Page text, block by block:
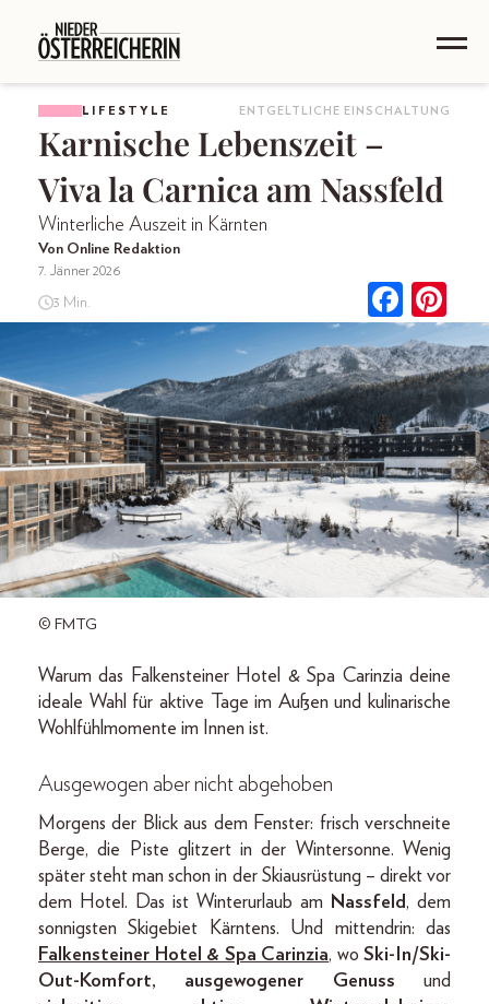
LIFESTYLE ENTGELTLICHE EINSCHALTUNG
Karnische Lebenszeit –
Viva la Carnica am Nassfeld
Winterliche Auszeit in Kärnten
Von Online Redaktion
7. Jänner 2026
3 Min.
© FMTG
Warum das Falkensteiner Hotel & Spa Carinzia deine
ideale Wahl für aktive Tage im Außen und kulinarische
Wohlfühlmomente im Innen ist.
Ausgewogen aber nicht abgehoben
Morgens der Blick aus dem Fenster: frisch verschneite
Berge, die Piste glitzert in der Wintersonne. Wenig
später steht man schon in der Skiausrüstung – direkt vor
dem Hotel. Das ist Winterurlaub am
Nassfeld, dem
sonnigsten Skigebiet Kärntens. Und mittendrin: das
Falkensteiner Hotel & Spa Carinzia, wo Ski-In/Ski-
Out-Komfort, ausgewogener
Genuss und